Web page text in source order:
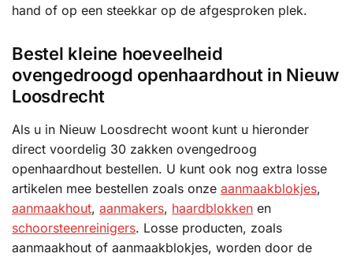
hand of op een steekkar op de afgesproken plek.
Bestel kleine hoeveelheid
ovengedroogd openhaardhout in Nieuw
Loosdrecht
Als u in Nieuw Loosdrecht woont kunt u hieronder
direct voordelig 30 zakken ovengedroog
openhaardhout bestellen. U kunt ook nog extra losse
artikelen mee bestellen zoals onze aanmaakblokjes,
aanmaakhout, aanmakers, haardblokken en
schoorsteenreinigers. Losse producten, zoals
aanmaakhout of aanmaakblokjes, worden door de